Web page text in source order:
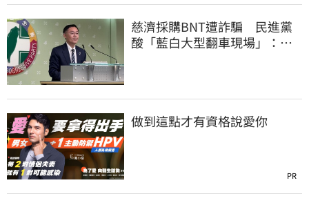
慈濟採購BNT遭詐騙 民進黨
酸「藍白大型翻車現場」：應
做到這點才有資格說愛你
PR